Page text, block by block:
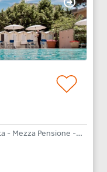
Pensione Completa - Mezza Pensione - Bed & Breakfast